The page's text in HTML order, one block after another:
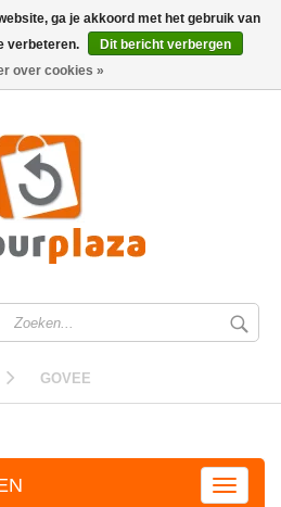
GOVEE
ga je akkoord met het gebruik van
verbeteren.
Dit bericht verbergen
over cookies »